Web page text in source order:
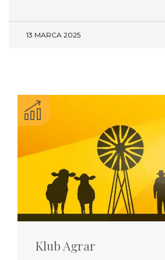
13 MARCA 2025
Klub Agrar